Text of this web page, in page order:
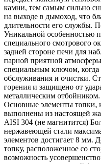
камни, тем самым сильно
на выходе в дымоход, что
длительности его службы.
Уникальной особенностью
специального смотрового
задней стороне печи для
парной приятной
специальным ключом, когда
обслуживания и очистки.
горения и защищено от
металлическим
Основные элементы топки,
выполнены из настоящей
AISI 304 (не магнитится)
нержавеющей стали
элементов достигает 8 мм.
топку, расположенное со
возможность